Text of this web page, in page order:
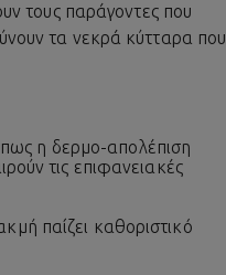
τους παράγοντες που
τα νεκρά κύτταρα που
η δερμο-απολέπιση
τις επιφανειακές
παίζει καθοριστικό